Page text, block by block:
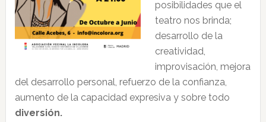
posibilidades que el
teatro nos brinda;
desarrollo de la
creatividad,
improvisación, mejora
del desarrollo personal, refuerzo de la confianza,
aumento de la capacidad expresiva y sobre todo
diversión.